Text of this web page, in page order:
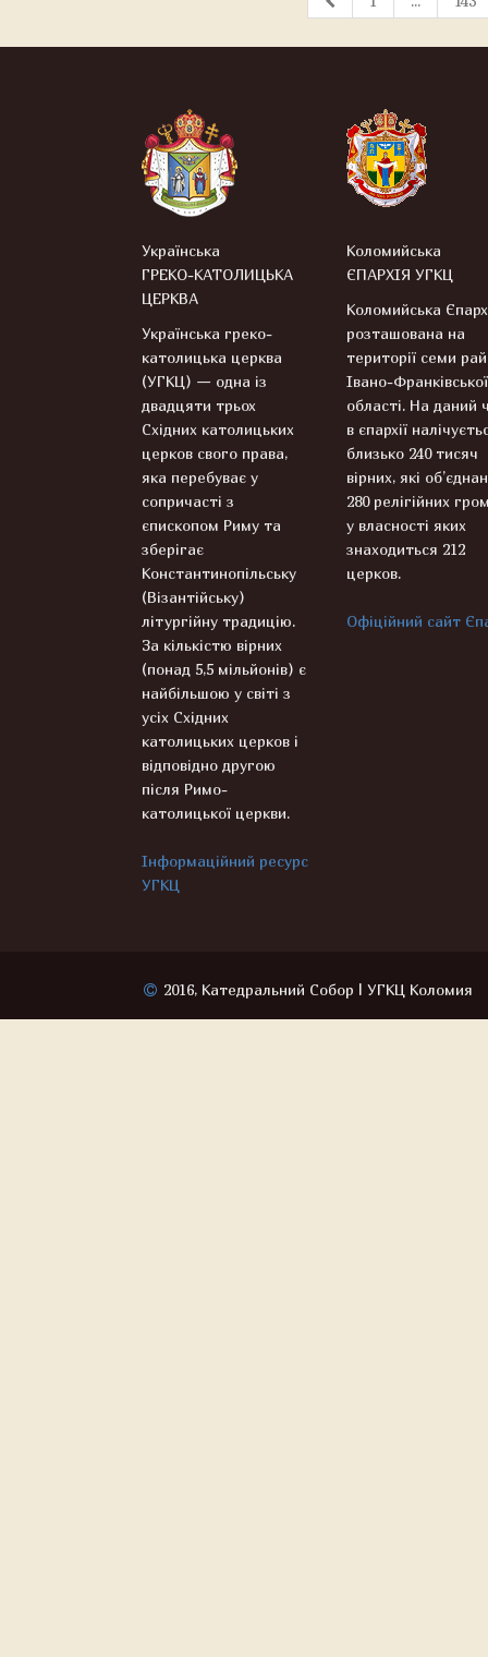
Українська
ГРЕКО-КАТОЛИЦЬКА
ЦЕРКВА
Українська греко-
католицька церква
(УГКЦ) — одна із
двадцяти трьох
Східних католицьких
церков свого права,
яка перебуває у
сопричасті з
єпископом Риму та
зберігає
Константинопільську
(Візантійську)
літургійну традицію.
За кількістю вірних
(понад 5,5 мільйонів) є
найбільшою у світі з
усіх Східних
католицьких церков і
відповідно другою
після Римо-
католицької церкви.
Інформаційний ресурс
УГКЦ
Коломийська
ЄПАРХІЯ УГКЦ
Коломийська
розташована на
території семи
Івано-Франківської
області. На даний
в єпархії
близько 240 тисяч
вірних, які
280 релігійних
у власності яких
знаходиться 212
церков.
Офіційний сайт
2016, Катедральний Собор | УГКЦ Коломия